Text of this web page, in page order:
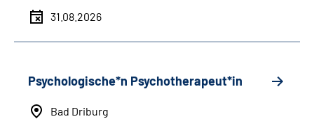
31.08.2026
Psychologische*n Psychotherapeut*in
Bad Driburg